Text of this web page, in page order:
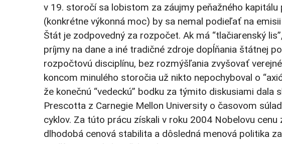
v 19. storočí sa lobistom za záujmy peňažného
(konkrétne výkonná moc) by sa nemal podieľať na
Štát je zodpovedný za rozpočet. Ak má “tlačiarenský
príjmy na dane a iné tradičné zdroje dopĺňania štátnej
rozpočtovú disciplínu, bez rozmýšľania zvyšovať
koncom minulého storočia už nikto nepochyboval o
že konečnú “vedeckú” bodku za týmito diskusiami dala
Prescotta z Carnegie Mellon University o časovom
cyklov. Za túto prácu získali v roku 2004 Nobelovu
dlhodobá cenová stabilita a dôsledná menová politika